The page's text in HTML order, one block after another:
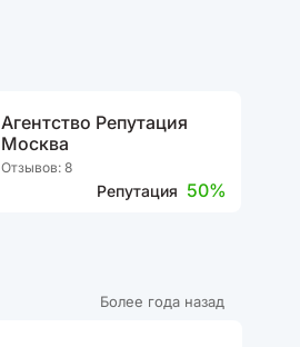
Агентство Репутация
Москва
Отзывов: 8
Репутация 50%
Более года назад